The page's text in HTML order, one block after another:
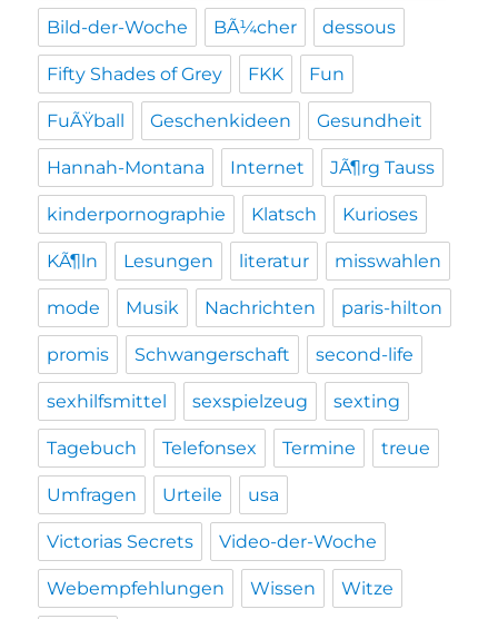
Bild-der-Woche BÃ¼cher dessous
Fifty Shades of Grey FKK Fun
FuÃŸball Geschenkideen Gesundheit
Hannah-Montana Internet JÃ¶rg Tauss
kinderpornographie Klatsch Kurioses
KÃ¶ln Lesungen literatur misswahlen
mode Musik Nachrichten paris-hilton
promis Schwangerschaft second-life
sexhilfsmittel sexspielzeug sexting
Tagebuch Telefonsex Termine treue
Umfragen Urteile usa
Victorias Secrets Video-der-Woche
Webempfehlungen Wissen Witze